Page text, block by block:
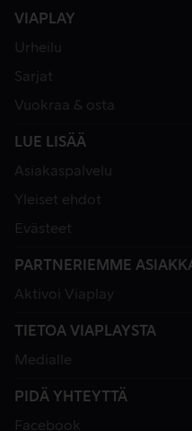
VIAPLAY
Urheilu
Sarjat
Vuokraa & osta
LUE LISÄÄ
Asiakaspalvelu
Yleiset ehdot
Evästeet
PARTNERIEMME
Aktivoi Viaplay
TIETOA VIAPLAYSTA
Medialle
PIDÄ YHTEYTTÄ
Facebook